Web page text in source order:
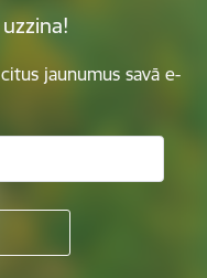
jaunumus savā e-